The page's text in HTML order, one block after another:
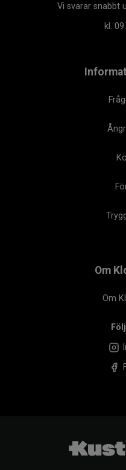
Vi svarar snabbt
kl.
Om
Om